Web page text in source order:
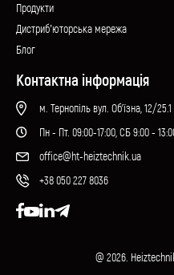
Продукти
Дистриб’юторська мережа
Блог
Контактна інформація
м. Тернопіль вул. Об'їзна, 12/25.1
Пн - Пт. 09:00-17:00, СБ 9:00 -
office@ht-heiztechnik.ua
+38 050 227 8036
@ 2026.